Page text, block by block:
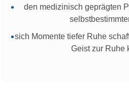
den medizinisch geprägten
sich Momente tiefer Ruhe
Geist zur Ruhe